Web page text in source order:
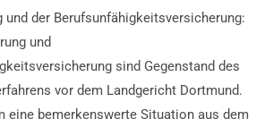
und der Berufsunfähigkeitsversicherung:
und
sind Gegenstand des
vor dem Landgericht Dortmund.
eine bemerkenswerte Situation aus dem